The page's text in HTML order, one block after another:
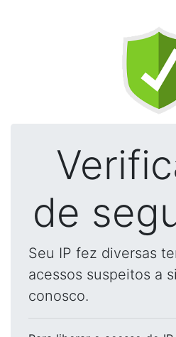
de
Seu IP fez diversas
acessos suspeitos a
conosco.